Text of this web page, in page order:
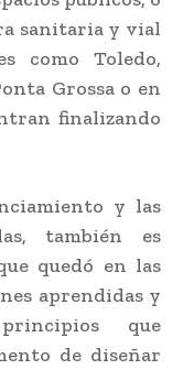
sanitaria y vial
como Toledo,
Grossa o en
finalizando
y las
también es
quedó en las
aprendidas y
que
de diseñar